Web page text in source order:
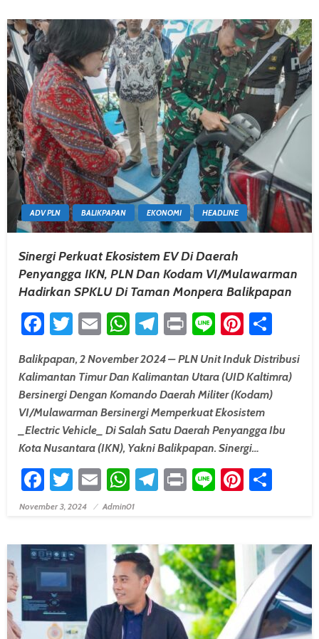
ADV PLN BALIKPAPAN EKONOMI HEADLINE
Sinergi Perkuat Ekosistem EV Di Daerah
Penyangga IKN, PLN Dan Kodam VI/Mulawarman
Hadirkan SPKLU Di Taman Monpera Balikpapan
Facebook
Twitter
EmailWhatsApp
Telegram
PrintLine
Balikpapan, 2 November 2024 – PLN Unit Induk Distribusi
Kalimantan Timur Dan Kalimantan Utara (UID Kaltimra)
Bersinergi Dengan Komando Daerah Militer (Kodam)
VI/Mulawarman Bersinergi Memperkuat Ekosistem
_Electric Vehicle_ Di Salah Satu Daerah Penyangga Ibu
Kota Nusantara (IKN), Yakni Balikpapan. Sinergi…
Facebook
Twitter
EmailWhatsApp
Telegram
PrintLine
Posted On
November 3, 2024 Admin01